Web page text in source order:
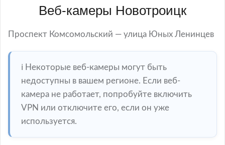
Веб-камеры Новотроицк
Проспект Комсомольский — улица Юных Ленинцев
ℹ️ Некоторые веб-камеры могут быть
недоступны в вашем регионе. Если веб-
камера не работает, попробуйте включить
VPN или отключите его, если он уже
используется.